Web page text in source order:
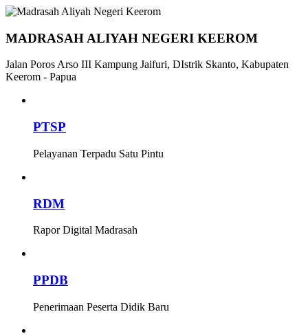
MADRASAH ALIYAH NEGERI KEEROM
Jalan Poros Arso III Kampung Jaifuri, DIstrik Skanto, Kabupaten
Keerom - Papua
PTSP
Pelayanan Terpadu Satu Pintu
RDM
Rapor Digital Madrasah
PPDB
Penerimaan Peserta Didik Baru